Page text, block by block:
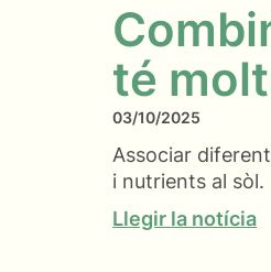
té
03/10/2025
Associar
i nutrients al sòl.
Llegir la notícia